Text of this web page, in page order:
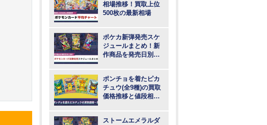
相場推移！買取上位
500枚の最新相場
ポケカ新弾発売スケ
ジュールまとめ！新
作商品を発売日別に
ポンチョを着たピカ
チュウ(全9種)の買取
価格推移と値段相
ストームエメラルダ